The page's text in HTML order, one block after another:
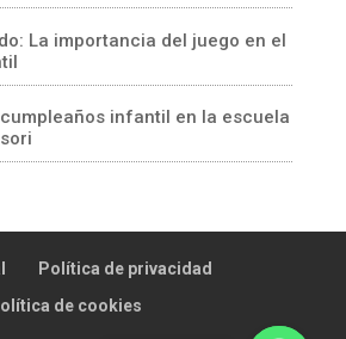
La importancia del juego en el
infantil en la escuela
Política de privacidad
de cookies